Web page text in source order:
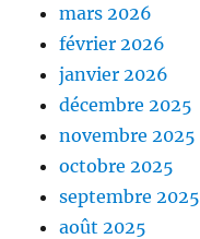
mars 2026
février 2026
janvier 2026
décembre 2025
novembre 2025
octobre 2025
septembre 2025
août 2025